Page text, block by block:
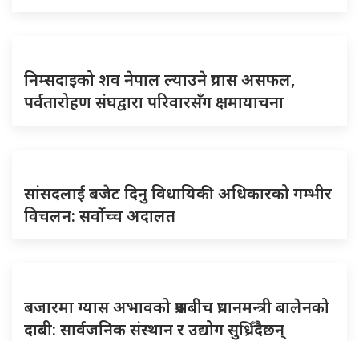
निम्सदाइको शव नेपाल ल्याउने प्रयास असफल,
पर्वतारोहण संघद्वारा परिवारसँग क्षमायाचना
सांसदलाई बजेट दिनु विधायिकी अधिकारको गम्भीर
विचलन: सर्वोच्च अदालत
बजारमा ग्यास अभावको प्रश्नबीच प्रधानमन्त्री बालेनको
दाबी: सार्वजनिक संस्थान र उद्योग सुध्रिँदैछन्